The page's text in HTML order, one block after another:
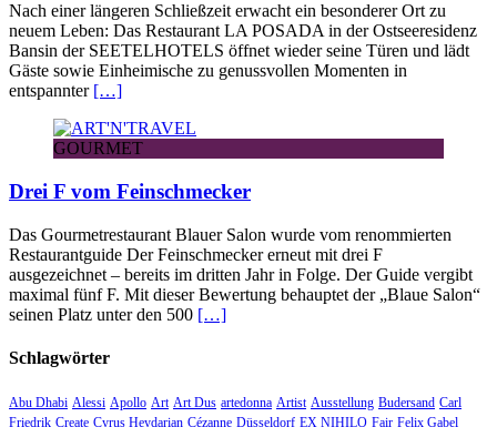
Nach einer längeren Schließzeit erwacht ein besonderer Ort zu
neuem Leben: Das Restaurant LA POSADA in der Ostseeresidenz
Bansin der SEETELHOTELS öffnet wieder seine Türen und lädt
Gäste sowie Einheimische zu genussvollen Momenten in
entspannter […]
GOURMET
Drei F vom Feinschmecker
Das Gourmetrestaurant Blauer Salon wurde vom renommierten
Restaurantguide Der Feinschmecker erneut mit drei F
ausgezeichnet – bereits im dritten Jahr in Folge. Der Guide vergibt
maximal fünf F. Mit dieser Bewertung behauptet der „Blaue Salon“
seinen Platz unter den 500 […]
Schlagwörter
Abu Dhabi Alessi Apollo Art Art Dus artedonna Artist Ausstellung Budersand Carl
Friedrik Create Cyrus Heydarian Cézanne Düsseldorf EX NIHILO Fair Felix Gabel